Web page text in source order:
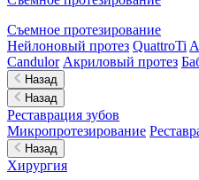
Съемное протезирование
Нейлоновый протез QuattroTi
Candulor Акриловый протез
Назад
Назад
Реставрация зубов
Микропротезирование
Назад
Хирургия